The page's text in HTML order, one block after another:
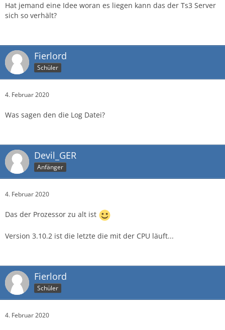
Hat jemand eine Idee woran es liegen kann das der Ts3 Server
sich so verhält?
Fierlord
Schüler
4. Februar 2020
Was sagen den die Log Datei?
Devil_GER
Anfänger
4. Februar 2020
Das der Prozessor zu alt ist
Version 3.10.2 ist die letzte die mit der CPU läuft...
Fierlord
Schüler
4. Februar 2020